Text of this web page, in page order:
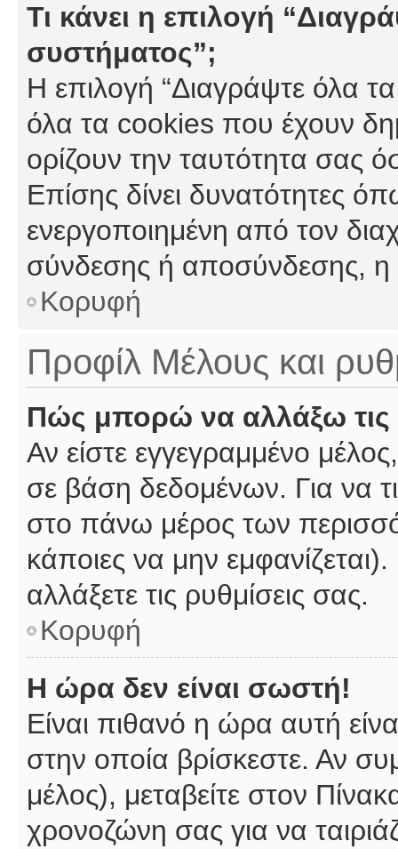
Τι κάνει η επιλογή
συστήματος”;
Η επιλογή “Διαγράψτε όλα
όλα τα cookies που έχουν
ορίζουν την ταυτότητα σας
Επίσης δίνει δυνατότητες
ενεργοποιημένη από τον
σύνδεσης ή αποσύνδεσης, η
Κορυφή
Προφίλ Μέλους και
Πώς μπορώ να αλλάξω τις
Αν είστε εγγεγραμμένο
σε βάση δεδομένων. Για να
στο πάνω μέρος των
κάποιες να μην
αλλάξετε τις ρυθμίσεις σας.
Κορυφή
Η ώρα δεν είναι σωστή!
Είναι πιθανό η ώρα αυτή
στην οποία βρίσκεστε. Αν
μέλος), μεταβείτε στον
χρονοζώνη σας για να